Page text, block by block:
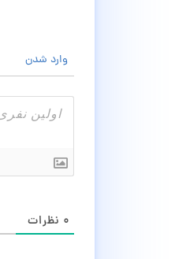
وارد شدن
۰ نظرات